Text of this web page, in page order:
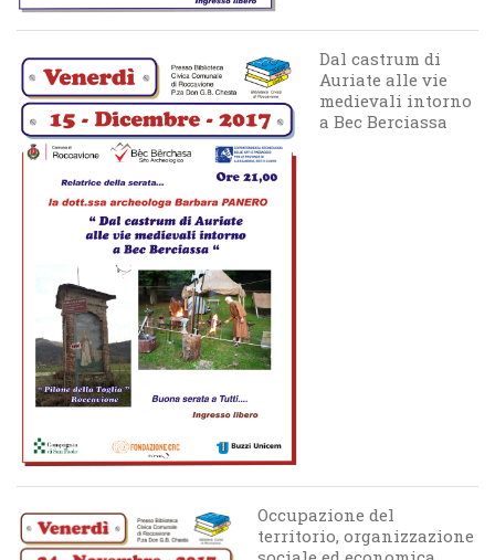
Dal castrum di
Auriate alle vie
medievali intorno
a Bec Berciassa
Occupazione del
territorio, organizzazione